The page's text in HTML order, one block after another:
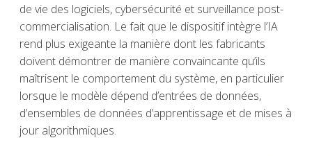
de vie des logiciels, cybersécurité et surveillance post-
commercialisation. Le fait que le dispositif intègre l’IA
rend plus exigeante la manière dont les fabricants
doivent démontrer de manière convaincante qu’ils
maîtrisent le comportement du système, en particulier
lorsque le modèle dépend d’entrées de données,
d’ensembles de données d’apprentissage et de mises à
jour algorithmiques.